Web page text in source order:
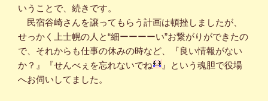
いうことで、続きです。
民宿谷崎さんを譲ってもらう計画は頓挫しましたが、
せっかく上士幌の人と“細ーーーーい”お繋がりができたの
で、それからも仕事の休みの時など、『良い情報がない
か？』『せんべぇを忘れないでね
』という魂胆で役場
へお伺いしてました。